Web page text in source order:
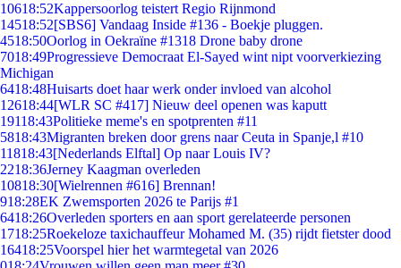
10618:52Kappersoorlog teistert Regio Rijnmond
14518:52[SBS6] Vandaag Inside #136 - Boekje pluggen.
4518:50Oorlog in Oekraïne #1318 Drone baby drone
7018:49Progressieve Democraat El-Sayed wint nipt voorverkiezing
Michigan
6418:48Huisarts doet haar werk onder invloed van alcohol
12618:44[WLR SC #417] Nieuw deel openen was kaputt
19118:43Politieke meme's en spotprenten #11
5818:43Migranten breken door grens naar Ceuta in Spanje,l #10
11818:43[Nederlands Elftal] Op naar Louis IV?
2218:36Jerney Kaagman overleden
10818:30[Wielrennen #616] Brennan!
918:28EK Zwemsporten 2026 te Parijs #1
6418:26Overleden sporters en aan sport gerelateerde personen
1718:25Roekeloze taxichauffeur Mohamed M. (35) rijdt fietster dood
16418:25Voorspel hier het warmtegetal van 2026